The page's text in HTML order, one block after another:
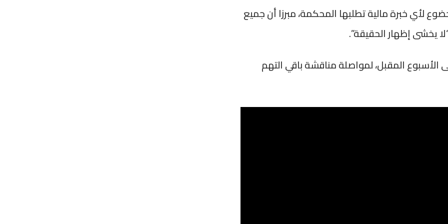
لأي خبرة مالية تطلبها المحكمة، مبرزا أن جميع
يخشى إظهار الحقيقة”.
الأسبوع المقبل، لمواصلة مناقشة باقي التهم